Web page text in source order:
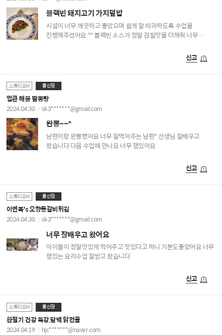
블랙빈 돼지고기 가지덮밥
시설이 너무 깨끗하고 좋았으며 쉽게 잘 따라하도록 수업을
진행해주셨어요 ^^ 블랙빈 소스가 정말 감칠맛을 더해줘 너무
신고
스튜디오M 울산점
얼큰 해물 짬뽕탕
2024.04.30 sk3*******@gmail.com
완뽕~~^
남편이랑 완뽕했어요 너무 잘먹어주는 남편^ 선생님 잘배우고
왔습니다 다음 수업때 만나요 너무 잼있어요
신고
스튜디오M 울산점
이연복's 오향등갈비튀김
2024.04.30 sk3*******@gmail.com
너무 잘배우고 왔어요
아이들이 정말맛있게 먹어주고 맛있다고 하니 기분도좋았어요 너무
잼있는 요리수업 잘받고 왔습니다
신고
스튜디오M 울산점
환절기 건강 특강,담백 닭전골
2024.04.19 hjc*******@naver.com